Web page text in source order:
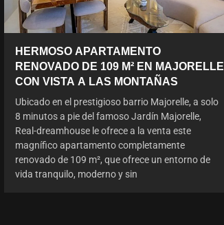
HERMOSO APARTAMENTO
RENOVADO DE 109 M² EN MAJORELLE
CON VISTA A LAS MONTAÑAS
Ubicado en el prestigioso barrio Majorelle, a solo
8 minutos a pie del famoso Jardín Majorelle,
Real-dreamhouse le ofrece a la venta este
magnífico apartamento completamente
renovado de 109 m², que ofrece un entorno de
vida tranquilo, moderno y sin